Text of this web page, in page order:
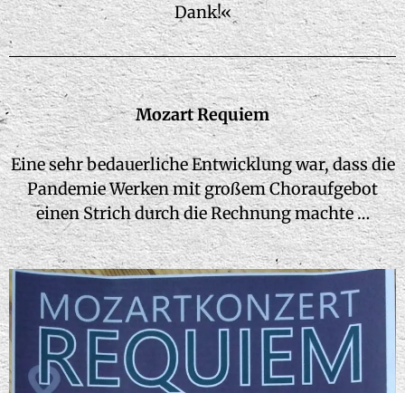
Dank!«
Mozart Requiem
Eine sehr bedauerliche Entwicklung war, dass die
Pandemie Werken mit großem Choraufgebot
einen Strich durch die Rechnung machte …